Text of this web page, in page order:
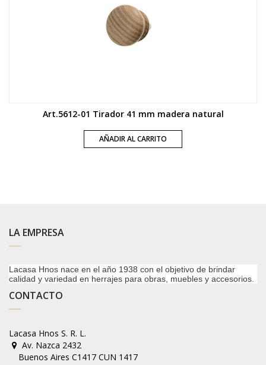
Art.5612-01 Tirador 41 mm madera natural
AÑADIR AL CARRITO
LA EMPRESA
Lacasa Hnos nace en el año 1938 con el objetivo de brindar
calidad y variedad en herrajes para obras, muebles y accesorios.
CONTACTO
Lacasa Hnos S. R. L.
Av. Nazca 2432
Buenos Aires C1417 CUN 1417